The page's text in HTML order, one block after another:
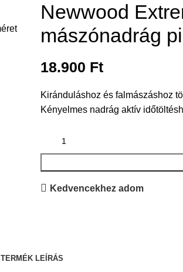
Newwood
mászónadrág
18.900 Ft
Kiránduláshoz és falmászáshoz
Kényelmes nadrág aktív
Kedvencekhez adom
TERMÉK LEÍRÁS